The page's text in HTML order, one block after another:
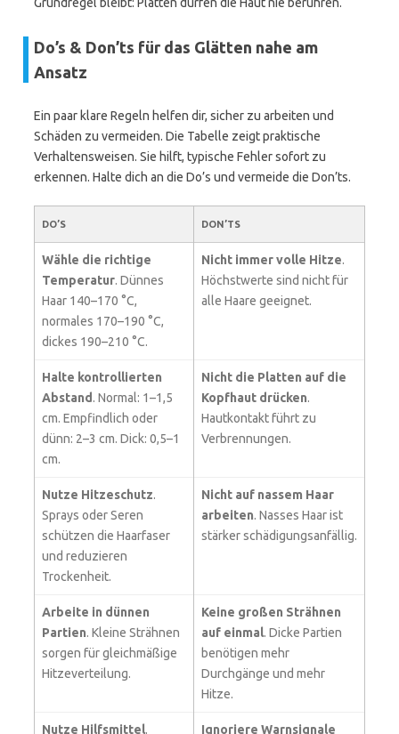
Do’s & Don’ts für das Glätten nahe am
Ansatz
Ein paar klare Regeln helfen dir, sicher zu arbeiten und
Schäden zu vermeiden. Die Tabelle zeigt praktische
Verhaltensweisen. Sie hilft, typische Fehler sofort zu
erkennen. Halte dich an die Do’s und vermeide die Don’ts.
DO’S DON’TS
Wähle die richtige
Temperatur. Dünnes
Haar 140–170 °C,
normales 170–190 °C,
dickes 190–210 °C.
Nicht immer volle Hitze.
Höchstwerte sind nicht für
alle Haare geeignet.
Halte kontrollierten
Abstand . Normal: 1–1,5
cm. Empfindlich oder
dünn: 2–3 cm. Dick: 0,5–1
cm.
Nicht die Platten auf die
Kopfhaut drücken.
Hautkontakt führt zu
Verbrennungen.
Nutze Hitzeschutz.
Sprays oder Seren
schützen die Haarfaser
und reduzieren
Trockenheit.
Nicht auf nassem Haar
arbeiten. Nasses Haar ist
stärker schädigungsanfällig.
Arbeite in dünnen
Partien. Kleine Strähnen
sorgen für gleichmäßige
Hitzeverteilung.
Keine großen Strähnen
auf einmal. Dicke Partien
benötigen mehr
Durchgänge und mehr
Hitze.
Nutze Hilfsmittel. Ignoriere Warnsignale